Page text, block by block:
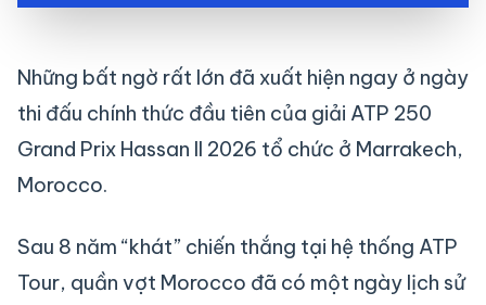
Những bất ngờ rất lớn đã xuất hiện ngay ở ngày
thi đấu chính thức đầu tiên của giải ATP 250
Grand Prix Hassan II 2026 tổ chức ở Marrakech,
Morocco.
Sau 8 năm “khát” chiến thắng tại hệ thống ATP
Tour, quần vợt Morocco đã có một ngày lịch sử